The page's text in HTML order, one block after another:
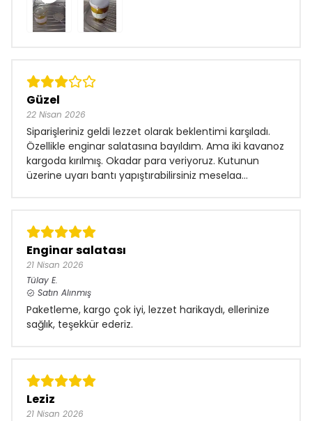
Güzel
22 Nisan 2026
Siparişleriniz geldi lezzet olarak beklentimi karşıladı.
Özellikle enginar salatasına bayıldım. Ama iki kavanoz
kargoda kırılmış. Okadar para veriyoruz. Kutunun
üzerine uyarı bantı yapıştırabilirsiniz meselaa...
Enginar salatası
21 Nisan 2026
Tülay E.
Satın Alınmış
Paketleme, kargo çok iyi, lezzet harikaydı, ellerinize
sağlık, teşekkür ederiz.
Leziz
21 Nisan 2026